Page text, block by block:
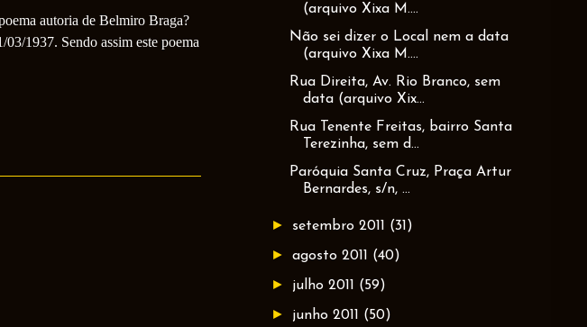
autoria de Belmiro Braga?
1937. Sendo assim este poema
(arquivo Xixa M....
Não sei dizer o Local nem a data
(arquivo Xixa M....
Rua Direita, Av. Rio Branco, sem
data (arquivo Xix...
Rua Tenente Freitas, bairro Santa
Terezinha, sem d...
Paróquia Santa Cruz, Praça Artur
Bernardes, s/n, ...
► setembro 2011 (31)
►agosto 2011 (40)
► julho 2011 (59)
► junho 2011 (50)